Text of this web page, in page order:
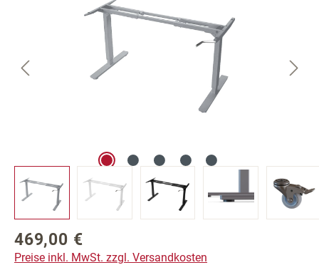
Regulärer Preis:
469,00 €
Preise inkl. MwSt. zzgl. Versandkosten